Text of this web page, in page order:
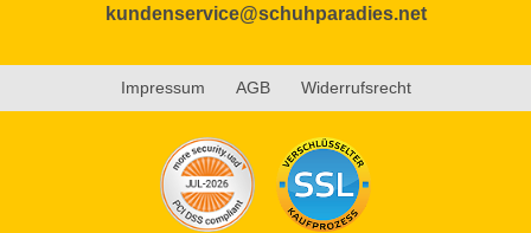
kundenservice@schuhparadies.net
Impressum AGB Widerrufsrecht